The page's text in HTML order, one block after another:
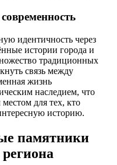
идентичность через
истории города и
традиционных
связь между
жизнь
наследием, что
для тех, кто
историю.
памятники